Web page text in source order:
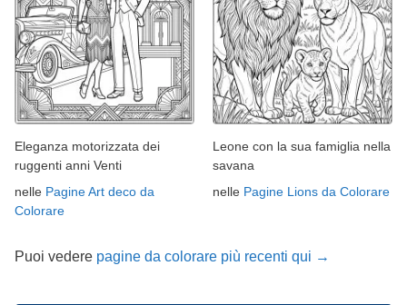
Eleganza motorizzata dei
ruggenti anni Venti
nelle Pagine Art deco da
Colorare
Leone con la sua famiglia nella
savana
nelle Pagine Lions da Colorare
Puoi vedere pagine da colorare più recenti qui →